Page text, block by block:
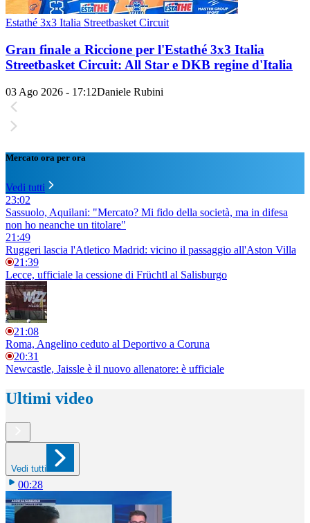
Estathé 3x3 Italia Streetbasket Circuit
Gran finale a Riccione per l'Estathé 3x3 Italia
Streetbasket Circuit: All Star e DKB regine d'Italia
03 Ago 2026 - 17:12Daniele Rubini
Mercato ora per ora
Vedi tutti
23:02
Sassuolo, Aquilani: "Mercato? Mi fido della società, ma in difesa
non ho neanche un titolare"
21:49
Ruggeri lascia l'Atletico Madrid: vicino il passaggio all'Aston Villa
21:39
Lecce, ufficiale la cessione di Früchtl al Salisburgo
21:08
Roma, Angelino ceduto al Deportivo a Coruna
20:31
Newcastle, Jaissle è il nuovo allenatore: è ufficiale
Ultimi video
Vedi tutti
00:28